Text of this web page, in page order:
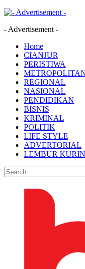
- Advertisement -
Home
CIANJUR
PERISTIWA
REGIONAL
NASIONAL
PENDIDIKAN
BISNIS
KRIMINAL
POLITIK
LIFE STYLE
ADVERTORIAL
LEMBUR